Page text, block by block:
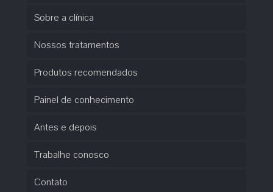
Sobre a clínica
Nossos tratamentos
Produtos recomendados
Painel de conhecimento
Antes e depois
Trabalhe conosco
Contato